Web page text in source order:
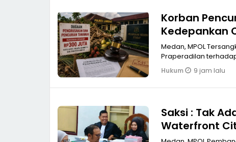
Korban
Kedepankan
Medan, MPOL Tersangka Lazuardi Sembiring alias Andi mengajukan permohonan
Hukum 9 jam lalu
Saksi : Tak
Waterfront